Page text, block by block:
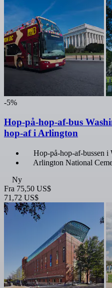
-5%
Hop-på-hop-af-bus
hop-af i Arlington
Hop-på-hop-af-bussen i
Arlington National
Ny
Fra 75,50 US$
71,72 US$